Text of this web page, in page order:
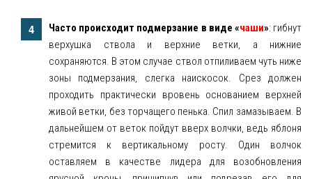
Часто происходит подмерзание в виде «чаши»: гибнут
верхушка ствола и верхние ветки, а нижние
сохраняются. В этом случае ствол отпиливаем чуть ниже
зоны подмерзания, слегка наискосок. Срез должен
проходить практически вровень основанием верхней
живой ветки, без торчащего пенька. Спил замазываем. В
дальнейшем от веток пойдут вверх волчки, ведь яблоня
стремится к вертикальному росту. Один волчок
оставляем в качестве лидера для возобновления